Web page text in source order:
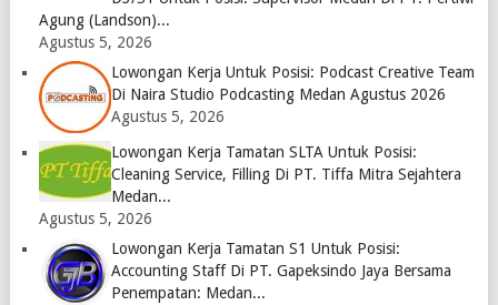
Agung (Landson)...
Agustus 5, 2026
Lowongan Kerja Untuk Posisi: Podcast Creative Team
Di Naira Studio Podcasting Medan Agustus 2026
Agustus 5, 2026
Lowongan Kerja Tamatan SLTA Untuk Posisi:
Cleaning Service, Filling Di PT. Tiffa Mitra Sejahtera
Medan...
Agustus 5, 2026
Lowongan Kerja Tamatan S1 Untuk Posisi:
Accounting Staff Di PT. Gapeksindo Jaya Bersama
Penempatan: Medan...